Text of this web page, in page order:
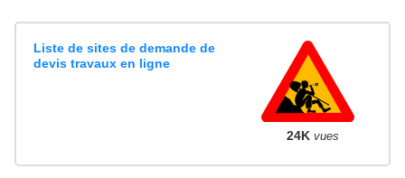
Liste de sites de demande de
devis travaux en ligne
24K vues